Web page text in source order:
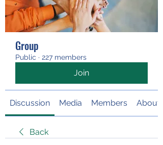
Group
Public · 227 members
Join
Discussion Media Members About
Back